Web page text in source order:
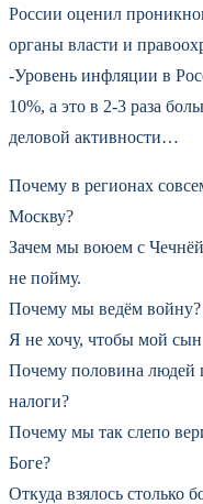
России оценил
органы власти и
-Уровень инфляции в
10%, а это в 2-3 раза
деловой активности…
Почему в регионах
Москву?
Зачем мы воюем с
не пойму.
Почему мы ведём войну?
Я не хочу, чтобы мой сын
Почему половина людей
налоги?
Почему мы так слепо
Боге?
Откуда взялось столько